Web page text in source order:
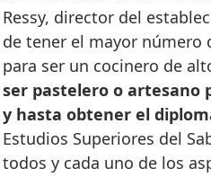
Ressy, director del
de tener el mayor número
para ser un cocinero de
ser pastelero o artesano
y hasta obtener el
Estudios Superiores del
todos y cada uno de los